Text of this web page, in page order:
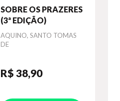
SOBRE OS PRAZERES
(3ª EDIÇÃO)
Autor
AQUINO, SANTO TOMAS
DE
R$ 38,90